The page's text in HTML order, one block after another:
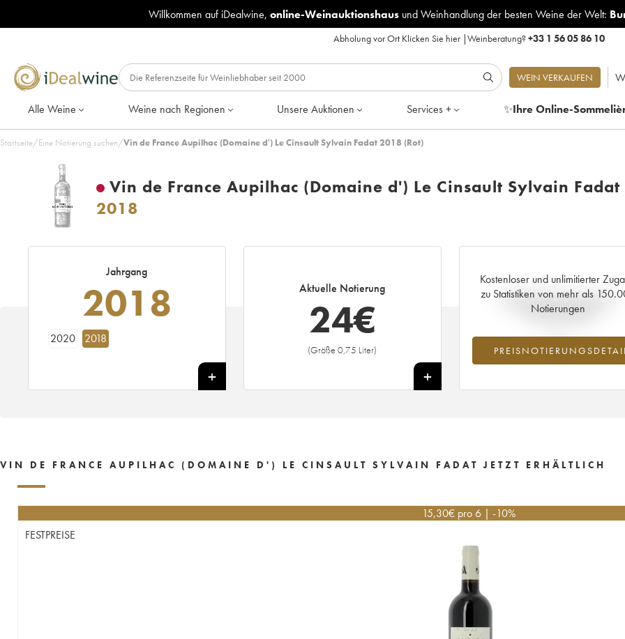
Willkommen auf iDealwine, online-Weinauktionshausund Weinhandlung der besten Weine der Welt:
Abholung vor Ort Klicken Sie hier|Weinberatung?+33 1 56 05 86 10
WEIN VERKAUFEN
Alle Weine Weine nach Regionen Unsere Auktionen Services + ✨Ihre Online-
Startseite/Eine Notierung suchen/Vin de France Aupilhac (Domaine d') Le Cinsault Sylvain Fadat 2018 (Rot)
Vin de France Aupilhac (Domaine d') Le Cinsault Sylvain Fadat
2018
Jahrgang
2018
2020 2018
Aktuelle Notierung
24€
(Größe 0,75 Liter)
+
Kostenloser und unlimitierter
zu Statistiken von mehr als
Notierungen
Aktuelle Entwicklung der
Preisnotierung
VIN DE FRANCE AUPILHAC (DOMAINE D') LE CINSAULT SYLVAIN FADAT JETZT ERHÄLTLICH
15,30€ pro 6 | -10%
FESTPREISE